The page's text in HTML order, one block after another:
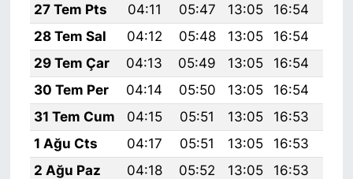
27 Tem Pts
04:11 05:47 13:05 16:54
28 Tem Sal
04:12 05:48 13:05 16:54
29 Tem Çar
04:13 05:49 13:05 16:54
30 Tem Per
04:14 05:50 13:05 16:54
31 Tem Cum
04:15 05:51 13:05 16:53
1 Ağu Cts
04:17 05:51 13:05 16:53
2 Ağu Paz
04:18 05:52 13:05 16:53